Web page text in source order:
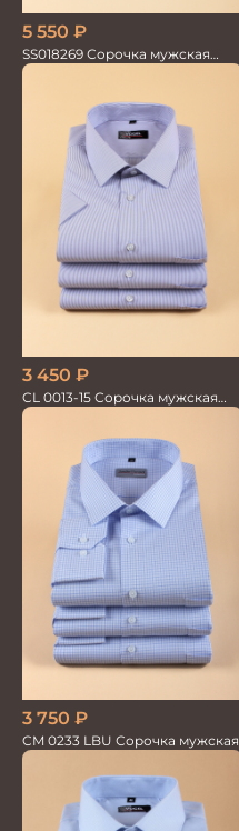
5 550 ₽
SS018269 Сорочка мужская
кор.рукав GROSTYLE PRIME
3 450 ₽
CL 0013-15 Сорочка мужская
короткий рукав
3 750 ₽
CM 0233 LBU Сорочка мужская